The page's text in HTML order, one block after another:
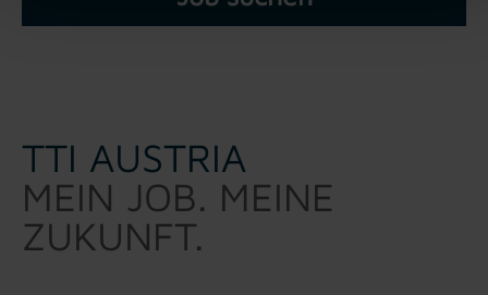
TTI AUSTRIA
MEIN JOB. MEINE
ZUKUNFT.